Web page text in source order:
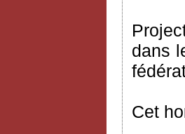
dans
Cet